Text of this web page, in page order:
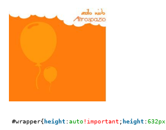
#wrapper{height:auto!important ;height:632px